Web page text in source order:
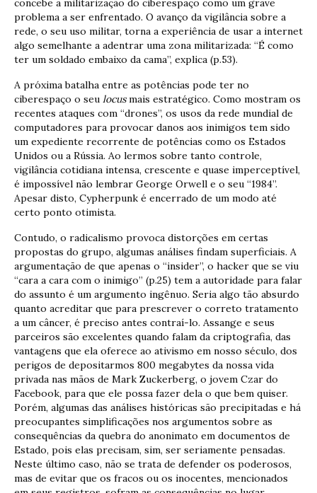
concebe a militarização do ciberespaço como um grave
problema a ser enfrentado. O avanço da vigilância sobre a
rede, o seu uso militar, torna a experiência de usar a internet
algo semelhante a adentrar uma zona militarizada: “É como
ter um soldado embaixo da cama”, explica (p.53).
A próxima batalha entre as potências pode ter no
ciberespaço o seu locusmais estratégico. Como mostram os
recentes ataques com “drones”, os usos da rede mundial de
computadores para provocar danos aos inimigos tem sido
um expediente recorrente de potências como os Estados
Unidos ou a Rússia. Ao lermos sobre tanto controle,
vigilância cotidiana intensa, crescente e quase imperceptível,
é impossível não lembrar George Orwell e o seu “1984”.
Apesar disto, Cypherpunk é encerrado de um modo até
certo ponto otimista.
Contudo, o radicalismo provoca distorções em certas
propostas do grupo, algumas análises findam superficiais. A
argumentação de que apenas o “insider”, o hacker que se viu
“cara a cara com o inimigo” (p.25) tem a autoridade para falar
do assunto é um argumento ingênuo. Seria algo tão absurdo
quanto acreditar que para prescrever o correto tratamento
a um câncer, é preciso antes contraí-lo. Assange e seus
parceiros são excelentes quando falam da criptografia, das
vantagens que ela oferece ao ativismo em nosso século, dos
perigos de depositarmos 800 megabytes da nossa vida
privada nas mãos de Mark Zuckerberg, o jovem Czar do
Facebook, para que ele possa fazer dela o que bem quiser.
Porém, algumas das análises históricas são precipitadas e há
preocupantes simplificações nos argumentos sobre as
consequências da quebra do anonimato em documentos de
Estado, pois elas precisam, sim, ser seriamente pensadas.
Neste último caso, não se trata de defender os poderosos,
mas de evitar que os fracos ou os inocentes, mencionados